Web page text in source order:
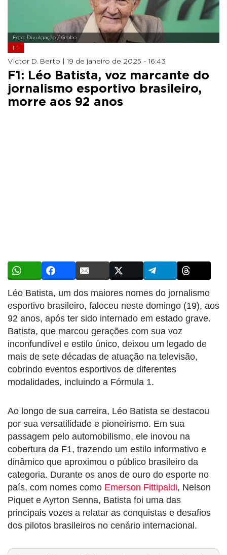
Foto: Divulgação / Globo
F1
Victor D. Berto | 19 de janeiro de 2025 - 16:43
F1: Léo Batista, voz marcante do
jornalismo esportivo brasileiro,
morre aos 92 anos
Léo Batista, um dos maiores nomes do jornalismo
esportivo brasileiro, faleceu neste domingo (19), aos
92 anos, após ter sido internado em estado grave.
Batista, que marcou gerações com sua voz
inconfundível e estilo único, deixou um legado de
mais de sete décadas de atuação na televisão,
cobrindo eventos esportivos de diferentes
modalidades, incluindo a Fórmula 1.
Ao longo de sua carreira, Léo Batista se destacou
por sua versatilidade e pioneirismo. Em sua
passagem pelo automobilismo, ele inovou na
cobertura da F1, trazendo um estilo informativo e
dinâmico que aproximou o público brasileiro da
categoria. Durante os anos de ouro do esporte no
país, com nomes como Emerson Fittipaldi, Nelson
Piquet e Ayrton Senna, Batista foi uma das
principais vozes a relatar as conquistas e desafios
dos pilotos brasileiros no cenário internacional.